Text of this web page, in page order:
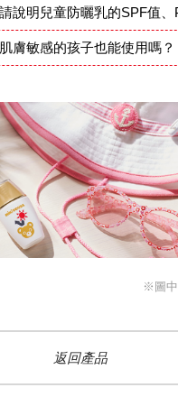
請說明兒童防曬乳的SPF值、
肌膚敏感的孩子也能使用嗎？
※圖中
返回產品